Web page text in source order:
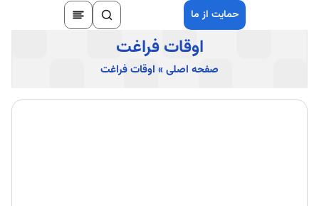
حمایت از ما
اوقات فراغت
صفحه اصلی» اوقات فراغت